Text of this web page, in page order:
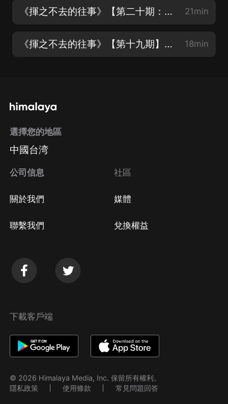
《揮之不去的往事》【第二十期：一起來唱K】主播：柒夏 21min
《揮之不去的往事》【第十九期】主播：柒夏 18min
選擇您的地區
中國台湾
公司信息
關於我們
聯繫我們
社區
媒體
兌換權益
下載客戶端
© 2026 Himalaya Media, Inc. 保留所有權利。
隱私政策
使用條款 常見問題回答